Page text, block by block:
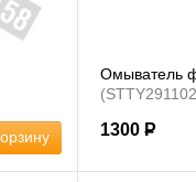
Омыватель
1300 Р